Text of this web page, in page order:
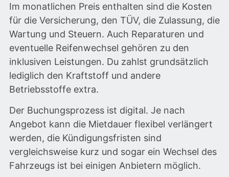
Im monatlichen Preis enthalten sind die Kosten
für die Versicherung, den TÜV, die Zulassung, die
Wartung und Steuern. Auch Reparaturen und
eventuelle Reifenwechsel gehören zu den
inklusiven Leistungen. Du zahlst grundsätzlich
lediglich den Kraftstoff und andere
Betriebsstoffe extra.
Der Buchungsprozess ist digital. Je nach
Angebot kann die Mietdauer flexibel verlängert
werden, die Kündigungsfristen sind
vergleichsweise kurz und sogar ein Wechsel des
Fahrzeugs ist bei einigen Anbietern möglich.